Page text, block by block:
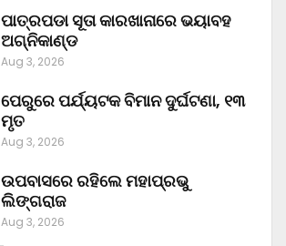
ପାତ୍ରପଡା ସୂତା କାରଖାନାରେ ଭୟାବହ
ଅଗ୍ନିକାଣ୍ଡ
Aug 3, 2026
ପେରୁରେ ପର୍ଯ୍ୟଟକ ବିମାନ ଦୁର୍ଘଟଣା, ୧୩
ମୃତ
Aug 3, 2026
ଉପବାସରେ ରହିଲେ ମହାପ୍ରଭୁ
ଲିଙ୍ଗରାଜ
Aug 3, 2026